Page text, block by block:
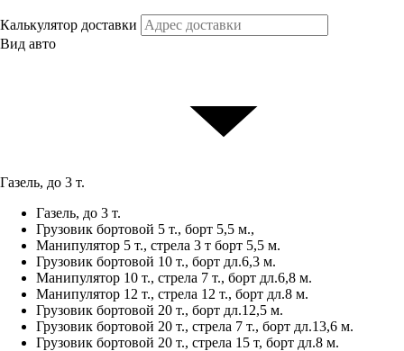
Калькулятор доставки
Вид авто
Газель, до 3 т.
Газель, до 3 т.
Грузовик бортовой 5 т., борт 5,5 м.,
Манипулятор 5 т., стрела 3 т борт 5,5 м.
Грузовик бортовой 10 т., борт дл.6,3 м.
Манипулятор 10 т., стрела 7 т., борт дл.6,8 м.
Манипулятор 12 т., стрела 12 т., борт дл.8 м.
Грузовик бортовой 20 т., борт дл.12,5 м.
Грузовик бортовой 20 т., стрела 7 т., борт дл.13,6 м.
Грузовик бортовой 20 т., стрела 15 т, борт дл.8 м.